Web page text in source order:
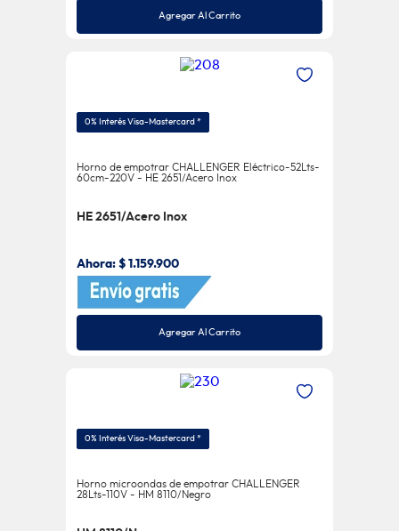
Agregar Al Carrito
0% Interés Visa-Mastercard *
Horno de empotrar CHALLENGER Eléctrico-52Lts-
60cm-220V - HE 2651/Acero Inox
HE 2651/Acero Inox
Ahora: $ 1.159.900
Agregar Al Carrito
0% Interés Visa-Mastercard *
Horno microondas de empotrar CHALLENGER
28Lts-110V - HM 8110/Negro